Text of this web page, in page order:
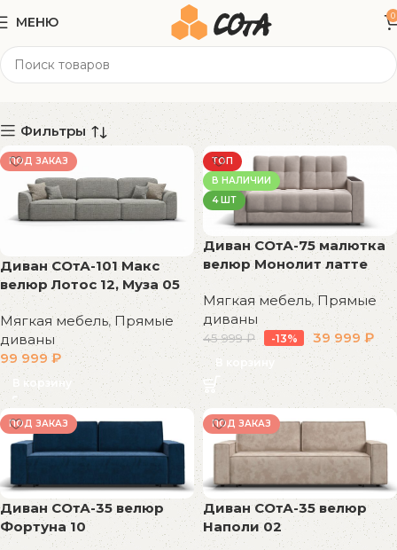
МЕНЮ 0
Прямые диваны
Фильтры
ПОД ЗАКАЗ
Диван СОтА-101 Макс
велюр Лотос 12, Муза 05
Мягкая мебель, Прямые
диваны
99 999 ₽
В корзину
ТОП
В НАЛИЧИИ
4 ШТ
Диван СОтА-75 малютка
велюр Монолит латте
Мягкая мебель,Прямые
диваны
45 999₽ -13% 39 999₽
В корзину
ПОД ЗАКАЗ
Диван СОтА-35 велюр
Фортуна 10
ПОД ЗАКАЗ
Диван СОтА-35 велюр
Наполи 02